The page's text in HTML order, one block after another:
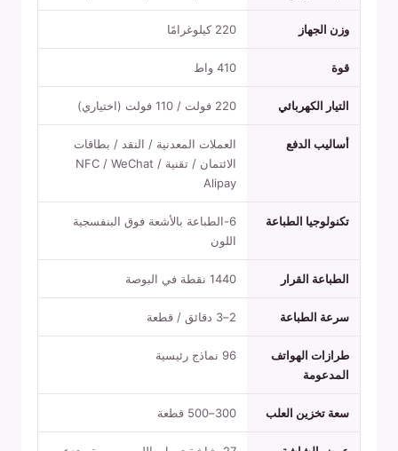
وزن الجهاز 220 كيلوغرامًا
قوة 410 واط
التيار الكهربائي 220 فولت / 110 فولت (اختياري)
أساليب الدفع
العملات المعدنية / النقد / بطاقات
الائتمان / تقنية NFC / WeChat /
Alipay
تكنولوجيا الطباعة
6-الطباعة بالأشعة فوق البنفسجية
اللون
الطباعة القرار 1440 نقطة في البوصة
سرعة الطباعة 2–3 دقائق / قطعة
طرازات الهواتف
المدعومة
96 نماذج رئيسية
سعة تخزين العلب 300–500 قطعة